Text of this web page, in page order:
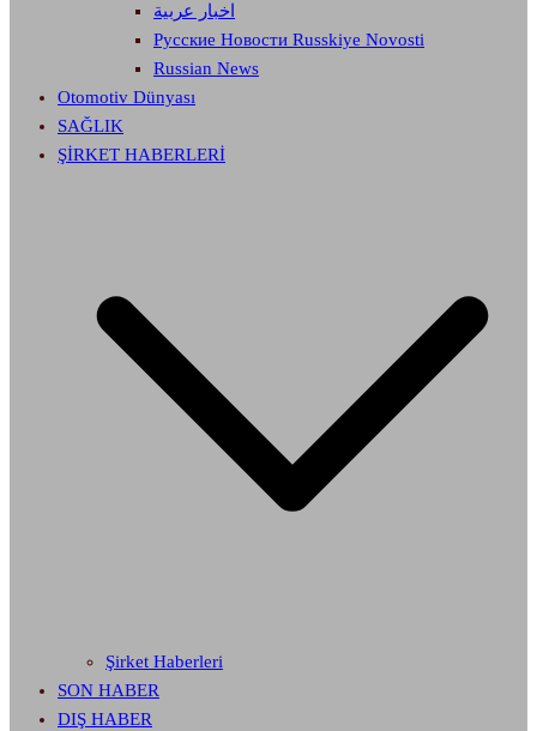
اخبار عربية
Русские Новости Russkiye Novosti
Russian News
Otomotiv Dünyası
SAĞLIK
ŞİRKET HABERLERİ
Şirket Haberleri
SON HABER
DIŞ HABER